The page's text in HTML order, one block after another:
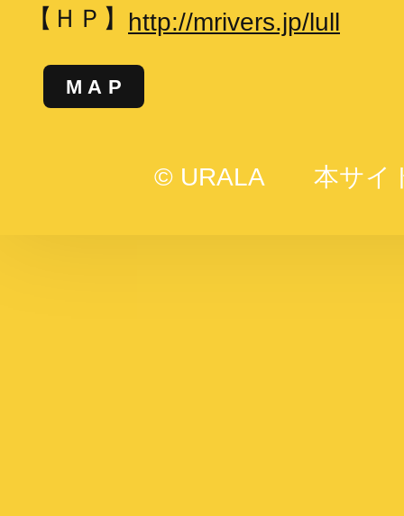
【ＨＰ】 http://mrivers.jp/lull
MAP
© URALA 本サイ